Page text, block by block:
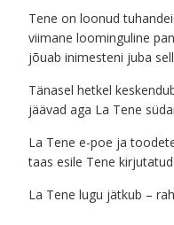
Tene on loonud
viimane loominguline
jõuab inimesteni juba
Tänasel hetkel
jäävad aga La Tene
La Tene e-poe ja
taas esile Tene
La Tene lugu jätkub –